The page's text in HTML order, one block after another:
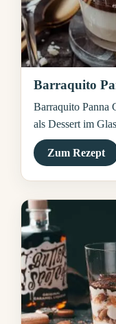
Barraquito
Barraquito Panna
als Dessert im
Zum Rezept